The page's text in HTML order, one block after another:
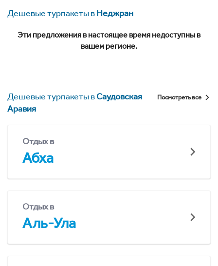
Дешевые турпакеты вНеджран
Эти предложения в настоящее время недоступны в
вашем регионе.
Дешевые турпакеты вСаудовская
Аравия
Посмотреть все
Отдых в
Абха
Отдых в
Аль-Ула